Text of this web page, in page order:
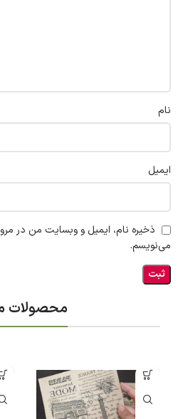
نام
ایمیل
ذخیره نام، ایمیل و وبسایت من در
می‌نویسم.
محصولات